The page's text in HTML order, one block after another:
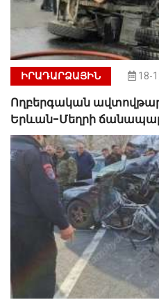
ԻՐԱԴԱՐՁԱՅԻՆ 18-
Ողբերգական ավտովթար
Երևան-Մեղրի